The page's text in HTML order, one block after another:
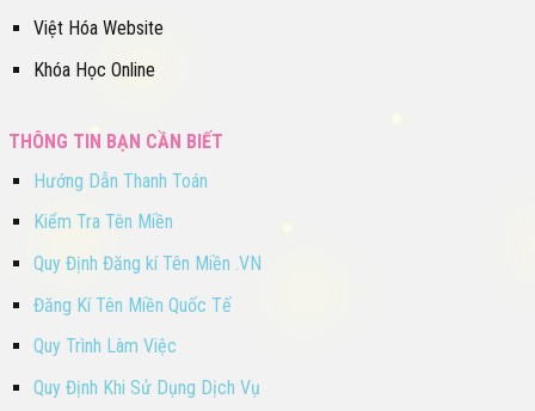
Việt Hóa Website
Khóa Học Online
THÔNG TIN BẠN CẦN BIẾT
Hướng Dẫn Thanh Toán
Kiểm Tra Tên Miền
Quy Định Đăng kí Tên Miền .VN
Đăng Kí Tên Miền Quốc Tế
Quy Trình Làm Việc
Quy Định Khi Sử Dụng Dịch Vụ